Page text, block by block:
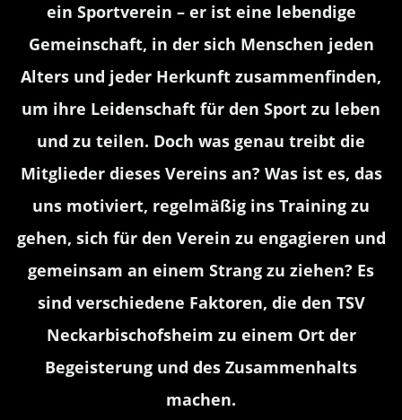
ein Sportverein – er ist eine lebendige
Gemeinschaft, in der sich Menschen jeden
Alters und jeder Herkunft zusammenfinden,
um ihre Leidenschaft für den Sport zu leben
und zu teilen. Doch was genau treibt die
Mitglieder dieses Vereins an? Was ist es, das
uns motiviert, regelmäßig ins Training zu
gehen, sich für den Verein zu engagieren und
gemeinsam an einem Strang zu ziehen? Es
sind verschiedene Faktoren, die den TSV
Neckarbischofsheim zu einem Ort der
Begeisterung und des Zusammenhalts
machen.